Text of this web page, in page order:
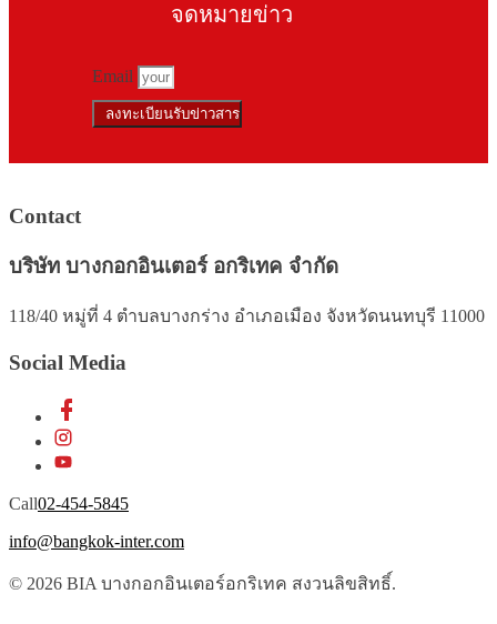
จดหมายข่าว​
Email
ลงทะเบียนรับข่าวสาร
Contact
บริษัท บางกอกอินเตอร์ อกริเทค จำกัด
118/40 หมู่ที่ 4 ตำบลบางกร่าง อำเภอเมือง จังหวัดนนทบุรี 11000
Social Media
Call02-454-5845
info@bangkok-inter.com
© 2026 BIA บางกอกอินเตอร์อกริเทค สงวนลิขสิทธิ์.